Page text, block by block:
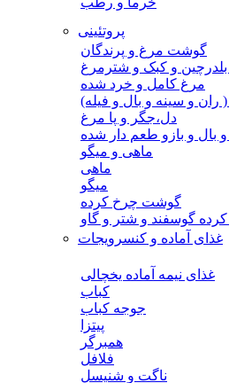
پروتئینی
گوشت مرغ و پرندگان
و کبک و شترمرغ
مرغ کامل و خرد شده
و سينه و بال و فيله)
دل،جگر و پا مرغ
بال و بازو طعم دار شده
ماهی و میگو
ماهی
میگو
گوشت چرخ کرده
گوسفند و شتر و گاو
غذای آماده و کنسرویجات
غذای نیمه آماده یخچالی
کباب
جوجه کباب
پیتزا
همبرگر
فلافل
ناگت و شنیسل